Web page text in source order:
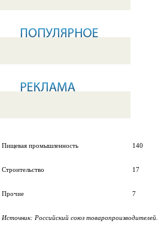
Пищевая промышленность 140
Строительство 17
Прочие 7
Источник: Российский союз товаропроизводителей.